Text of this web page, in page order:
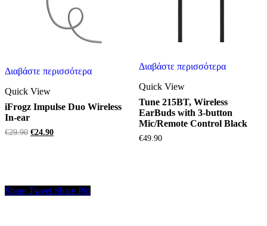
Διαβάστε περισσότερα
Quick View
iFrogz Impulse Duo Wireless
In-ear
€29.90 Original
€24.90Η
Διαβάστε περισσότερα
Quick View
Tune 215BT, Wireless
EarBuds with 3-button
Mic/Remote Control Black
€49.90
Share Tweet Share Pin